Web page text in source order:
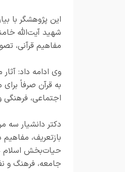
این پژوهشگر با
شهید آیت‌الله
مفاهیم قرآنی،
وی ادامه داد:
به قرآن صرفاً
اجتماعی،
دکتر دانشیار سه
بازتعریف،
حیات‌بخش اسلام
جامعه، فرهنگ و